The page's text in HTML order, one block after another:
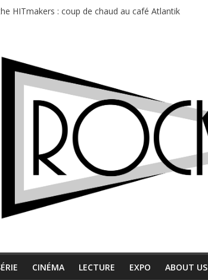
HITmakers : coup de chaud au café Atlantik
: la leçon de pop du Professeur Puth
CINÉMA LECTURE EXPO ABOUT US